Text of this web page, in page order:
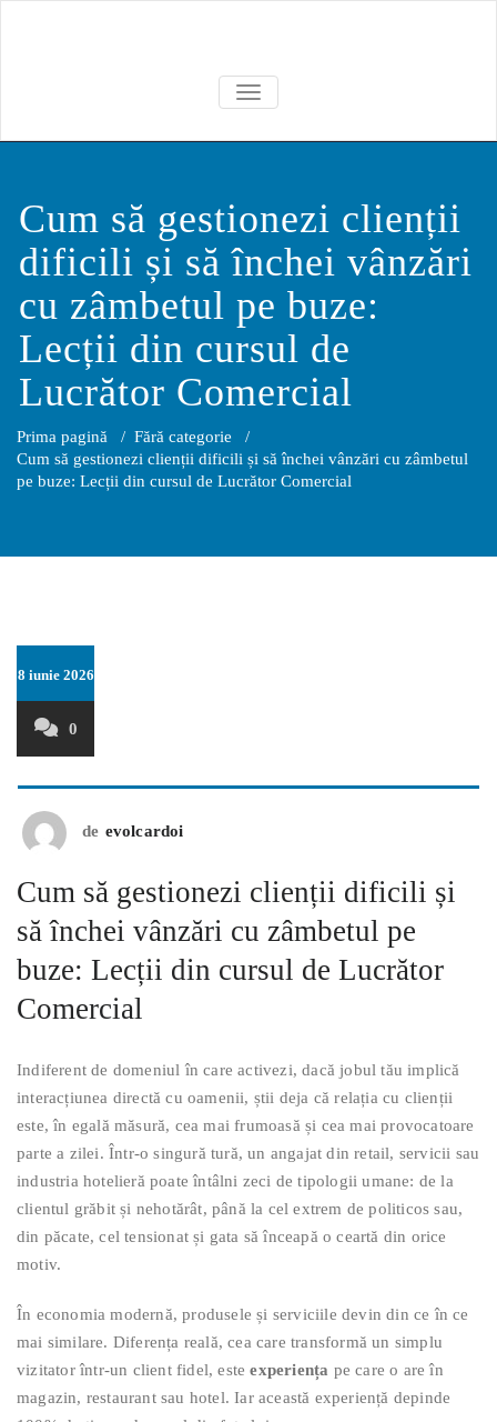
TOGGLE NAVIGATION
Cum să gestionezi clienții
dificili și să închei vânzări
cu zâmbetul pe buze:
Lecții din cursul de
Lucrător Comercial
Prima pagină / Fără categorie /
Cum să gestionezi clienții dificili și să închei vânzări cu zâmbetul
pe buze: Lecții din cursul de Lucrător Comercial
8 iunie 2026
0
de evolcardoi
Cum să gestionezi clienții dificili și
să închei vânzări cu zâmbetul pe
buze: Lecții din cursul de Lucrător
Comercial
Indiferent de domeniul în care activezi, dacă jobul tău implică
interacțiunea directă cu oamenii, știi deja că relația cu clienții
este, în egală măsură, cea mai frumoasă și cea mai provocatoare
parte a zilei. Într-o singură tură, un angajat din retail, servicii sau
industria hotelieră poate întâlni zeci de tipologii umane: de la
clientul grăbit și nehotărât, până la cel extrem de politicos sau,
din păcate, cel tensionat și gata să înceapă o ceartă din orice
motiv.
În economia modernă, produsele și serviciile devin din ce în ce
mai similare. Diferența reală, cea care transformă un simplu
vizitator într-un client fidel, esteexperiența pe care o are în
magazin, restaurant sau hotel. Iar această experiență depinde